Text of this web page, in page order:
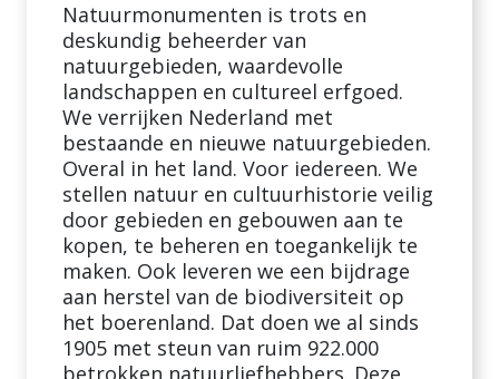
Natuurmonumenten is trots en
deskundig beheerder van
natuurgebieden, waardevolle
landschappen en cultureel erfgoed.
We verrijken Nederland met
bestaande en nieuwe natuurgebieden.
Overal in het land. Voor iedereen. We
stellen natuur en cultuurhistorie veilig
door gebieden en gebouwen aan te
kopen, te beheren en toegankelijk te
maken. Ook leveren we een bijdrage
aan herstel van de biodiversiteit op
het boerenland. Dat doen we al sinds
1905 met steun van ruim 922.000
betrokken natuurliefhebbers. Deze